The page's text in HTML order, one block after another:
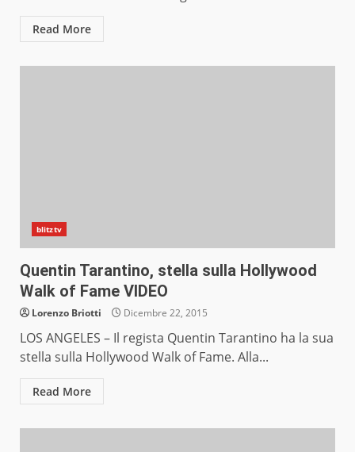
Read More
blitztv
Quentin Tarantino, stella sulla Hollywood
Walk of Fame VIDEO
Lorenzo Briotti Dicembre 22, 2015
LOS ANGELES – Il regista Quentin Tarantino ha la sua
stella sulla Hollywood Walk of Fame. Alla...
Read More